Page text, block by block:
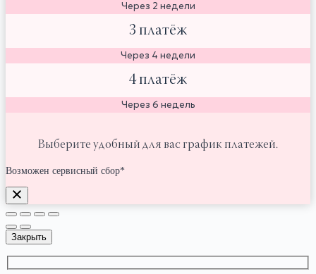
Через 2 недели
3 платёж
Через 4 недели
4 платёж
Через 6 недель
Выберите удобный для вас график платежей.
Возможен сервисный сбор*
Закрыть